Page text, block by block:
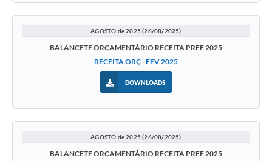
AGOSTO de 2025 (26/08/2025)
BALANCETE ORÇAMENTÁRIO RECEITA PREF 2025
RECEITA ORÇ - FEV 2025
DOWNLOADS
AGOSTO de 2025 (26/08/2025)
BALANCETE ORÇAMENTÁRIO RECEITA PREF 2025